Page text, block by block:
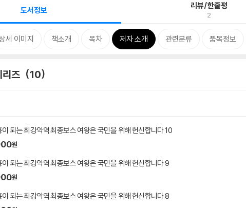
도서정보 리뷰/한줄평
2
세 이미지 책소개 목차 저자 소개 관련분류 품목정보
리즈 10
이 되는 최강악역 최종보스 여왕은 국민을 위해 헌신합니다 10
원
이 되는 최강악역 최종보스 여왕은 국민을 위해 헌신합니다 9
원
이 되는 최강악역 최종보스 여왕은 국민을 위해 헌신합니다 8